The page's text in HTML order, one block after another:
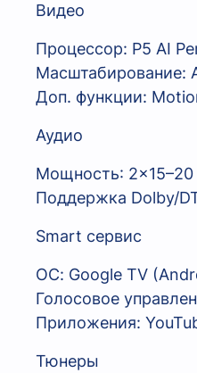
Видео
Процессор: P5 AI
Масштабирование:
Доп. функции:
Аудио
Мощность: 2×15–20
Поддержка Dolby/
Smart сервис
ОС: Google TV
Голосовое
Приложения:
Тюнеры